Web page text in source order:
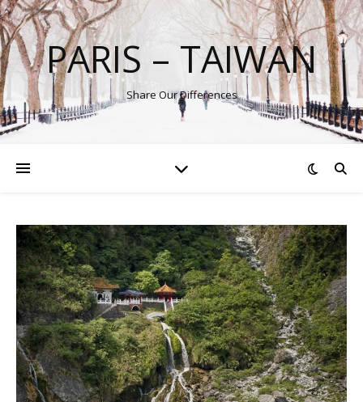
PARIS – TAIWAN
Share Our Differences